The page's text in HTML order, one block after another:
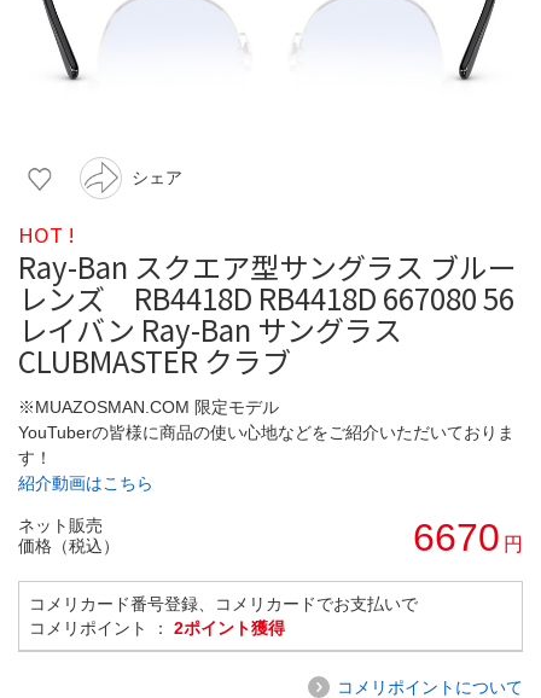
シェア
HOT !
Ray-Ban スクエア型サングラス ブルー
レンズ RB4418D RB4418D 667080 56
レイバン Ray-Ban サングラス
CLUBMASTER クラブ
※MUAZOSMAN.COM 限定モデル
YouTuberの皆様に商品の使い心地などをご紹介いただいておりま
す！
紹介動画はこちら
ネット販売
価格（税込）
6670 円
コメリカード番号登録、コメリカードでお支払いで
コメリポイント ： 2ポイント獲得
コメリポイントについて